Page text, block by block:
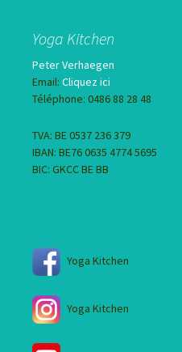
Yoga Kitchen
Peter Verhaegen
Email: Cliquez ici
Téléphone: 0486 88 28 48
TVA: BE 0537 236 379
IBAN: BE76 0635 4774 5695
BIC: GKCC BE BB
Yoga Kitchen
Yoga Kitchen